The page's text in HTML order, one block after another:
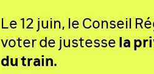
Le 12 juin, le Conseil
voter de justessela
du train.